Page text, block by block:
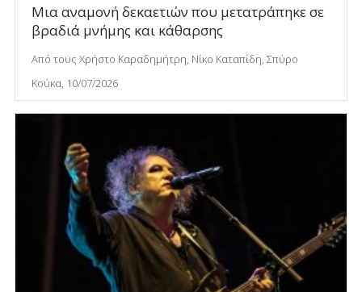
Μια αναμονή δεκαετιών που μετατράπηκε σε
βραδιά μνήμης και κάθαρσης
Από τους Χρήστο Καραδημήτρη, Νίκο Καταπίδη, Σπύρο
Κούκα, 10/07/2026